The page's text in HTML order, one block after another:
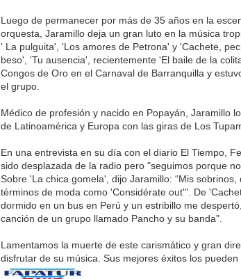
Luego de permanecer por más de 35 años en la
orquesta, Jaramillo deja un gran luto en la música
' La pulguita', 'Los amores de Petrona' y 'Cachete,
beso', 'Tu ausencia', recientemente 'El baile de la
Congos de Oro en el Carnaval de Barranquilla y
el grupo.
Médico de profesión y nacido en Popayán, Jaramillo
de Latinoamérica y Europa con las giras de Los
En una entrevista en su día con el diario El Tiempo,
sido desplazada de la radio pero "seguimos porque
Sobre 'La chica gomela', dijo Jaramillo: “Mis
términos de moda como 'Considérate out'". De
dormido en un bus en Perú y un estribillo me
canción de un grupo llamado Pancho y su banda".
Lamentamos la muerte de este carismático y gran
disfrutar de su música. Sus mejores éxitos los pueden